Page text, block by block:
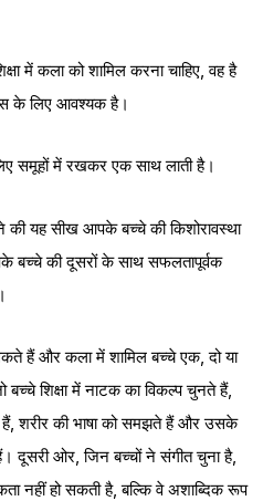
में कला को शामिल करना चाहिए, वह है
के लिए आवश्यक है।
समूहों में रखकर एक साथ लाती है।
की यह सीख आपके बच्चे की किशोरावस्था
की दूसरों के साथ सफलतापूर्वक
हैं और कला में शामिल बच्चे एक, दो या
शिक्षा में नाटक का विकल्प चुनते हैं,
शरीर की भाषा को समझते हैं और उसके
दूसरी ओर, जिन बच्चों ने संगीत चुना है,
नहीं हो सकती है, बल्कि वे अशाब्दिक रूप